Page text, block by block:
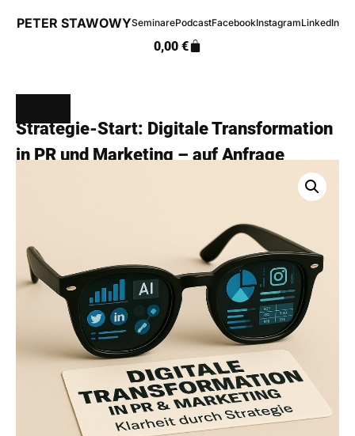
PETER STAWOWYSeminarePodcastFacebookInstagramLinkedIn
0,00 €
Strategie-Start: Digitale Transformation
in PR und Marketing – auf Anfrage